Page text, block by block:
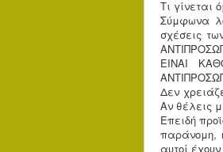
Τι γίνεται
Σύμφωνα
σχέσεις
ΕΙΝΑΙ
Δεν
Αν θέλεις
Επειδή
παράνομη,
αυτοί